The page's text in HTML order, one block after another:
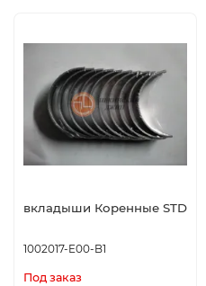
вкладыши Коренные STD
1002017-E00-B1
Под заказ